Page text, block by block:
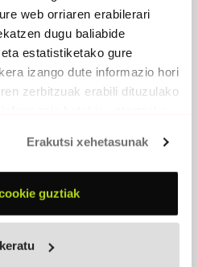
web orriaren erabilerari
dugu baliabide
estatistiketako gure
izango dute informazio hori
zerbitzuak erabili dituzulako
Erakutsi xehetasunak
guztiak
GABE